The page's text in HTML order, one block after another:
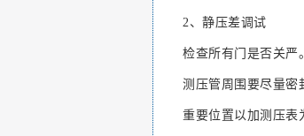
2、静压差调试
检查所有门是否关严。
测压管周围要尽量密
重要位置以加测压表